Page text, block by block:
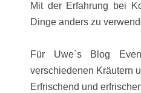
Mit der Erfahrung bei
Dinge anders zu
Für Uwe`s Blog
verschiedenen Kräutern
Erfrischend und